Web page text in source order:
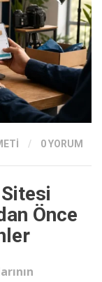
/ 0 YORUM
Önce